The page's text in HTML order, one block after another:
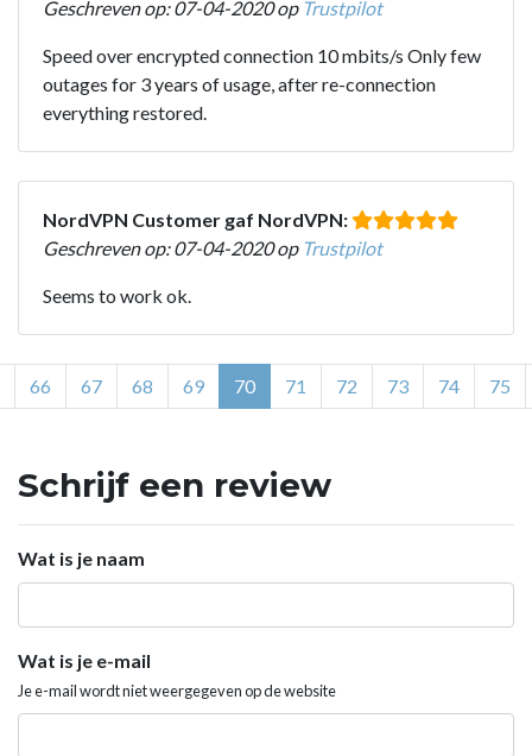
Geschreven op: 07-04-2020 op Trustpilot
Speed over encrypted connection 10 mbits/s Only few
outages for 3 years of usage, after re-connection
everything restored.
NordVPN Customer gaf NordVPN:
Geschreven op: 07-04-2020 op Trustpilot
Seems to work ok.
66 67 68 69 70 71 72 73 74 75
Schrijf een review
Wat is je naam
Wat is je e-mail
Je e-mail wordt niet weergegeven op de website